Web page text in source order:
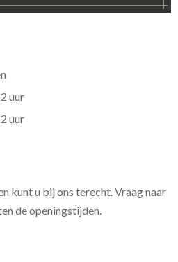
uur
uur
kunt u bij ons terecht. Vraag naar
de openingstijden.